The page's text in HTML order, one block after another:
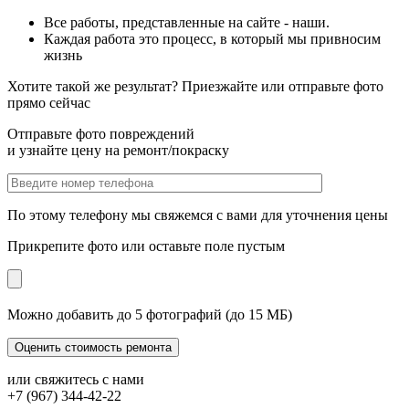
Все работы, представленные на сайте - наши.
Каждая работа это процесс, в который мы привносим
жизнь
Хотите такой же результат? Приезжайте или отправьте фото
прямо сейчас
Отправьте фото повреждений
и узнайте цену на ремонт/покраску
По этому телефону мы свяжемся с вами для уточнения цены
Прикрепите фото или оставьте поле пустым
Можно добавить до 5 фотографий (до 15 МБ)
или свяжитесь с нами
+7 (967) 344-42-22